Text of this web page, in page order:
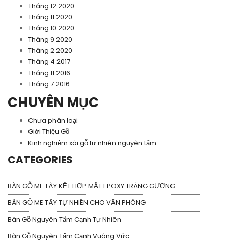
Tháng 12 2020
Tháng 11 2020
Tháng 10 2020
Tháng 9 2020
Tháng 2 2020
Tháng 4 2017
Tháng 11 2016
Tháng 7 2016
CHUYÊN MỤC
Chưa phân loại
Giới Thiệu Gỗ
Kinh nghiệm xài gỗ tự nhiên nguyên tấm
CATEGORIES
BÀN GỖ ME TÂY KẾT HỢP MẶT EPOXY TRÁNG GƯƠNG
BÀN GỖ ME TÂY TỰ NHIÊN CHO VĂN PHÒNG
Bàn Gỗ Nguyên Tấm Cạnh Tự Nhiên
Bàn Gỗ Nguyên Tấm Cạnh Vuông Vức